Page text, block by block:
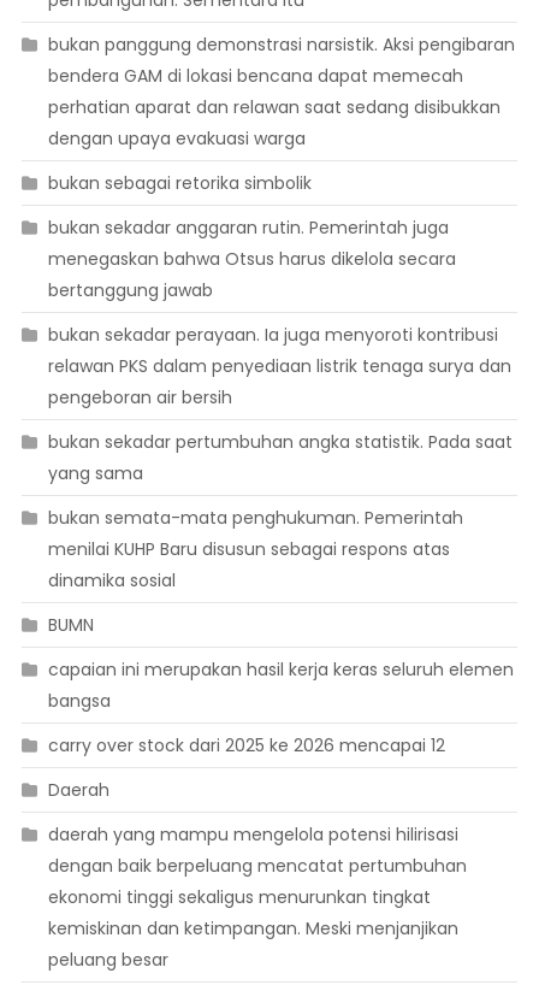
bukan panggung demonstrasi narsistik. Aksi pengibaran
bendera GAM di lokasi bencana dapat memecah
perhatian aparat dan relawan saat sedang disibukkan
dengan upaya evakuasi warga
bukan sebagai retorika simbolik
bukan sekadar anggaran rutin. Pemerintah juga
menegaskan bahwa Otsus harus dikelola secara
bertanggung jawab
bukan sekadar perayaan. Ia juga menyoroti kontribusi
relawan PKS dalam penyediaan listrik tenaga surya dan
pengeboran air bersih
bukan sekadar pertumbuhan angka statistik. Pada saat
yang sama
bukan semata-mata penghukuman. Pemerintah
menilai KUHP Baru disusun sebagai respons atas
dinamika sosial
BUMN
capaian ini merupakan hasil kerja keras seluruh elemen
bangsa
carry over stock dari 2025 ke 2026 mencapai 12
Daerah
daerah yang mampu mengelola potensi hilirisasi
dengan baik berpeluang mencatat pertumbuhan
ekonomi tinggi sekaligus menurunkan tingkat
kemiskinan dan ketimpangan. Meski menjanjikan
peluang besar